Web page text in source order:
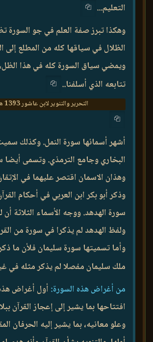
التعليم...
وهكذا تبرز صفة العلم في جو السورة
الظلال في سياقها كله من المطلع إلى
ويمضي سياق السورة كله في هذا
تتابعه الذي أسلفنا..
التحرير والتنوير لابن عاشور 1393 هـ :
أشهر أسمائها سورة النمل. وكذلك
البخاري وجامع الترمذي. وتسمى أيضا
وهذان الاسمان اقتصر عليهما في
وذكر أبو بكر ابن العربي في أحكام
سورة الهدهد. ووجه الأسماء الثلاثة أن
ولفظ الهدهد لم يذكرا في سورة من
وأما تسميتها سورة سليمان فلأن ما
ملك سليمان مفصلا لم يذكر مثله في
من أغراض هذه السورة:أول أغراض
افتتاحها بما يشير إلى إعجاز القرآن
وعلو معانيه، بما يشير إليه الحرفان